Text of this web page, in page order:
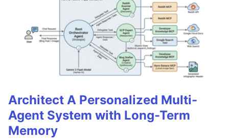
Architect A Personalized Multi-
Agent System with Long-Term
Memory